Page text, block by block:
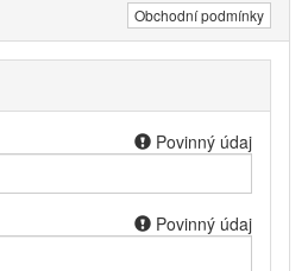
Obchodní podmínky
Povinný údaj
Povinný údaj